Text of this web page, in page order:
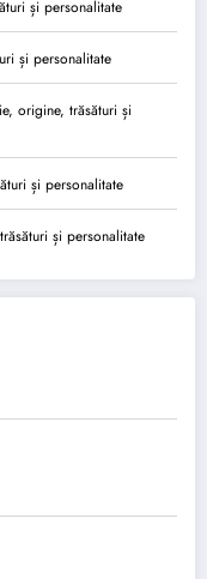
și personalitate
și personalitate
origine, trăsături și
și personalitate
și personalitate